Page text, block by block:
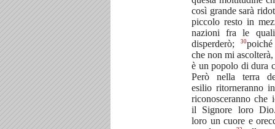
così grande sarà
piccolo resto in
nazioni fra le
disperderò;30
che non mi
è un popolo di dura
Però nella terra
esilio ritorneranno
riconosceranno che
il Signore loro
loro un cuore e